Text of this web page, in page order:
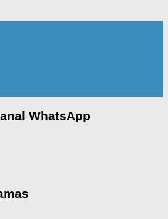
WhatsApp